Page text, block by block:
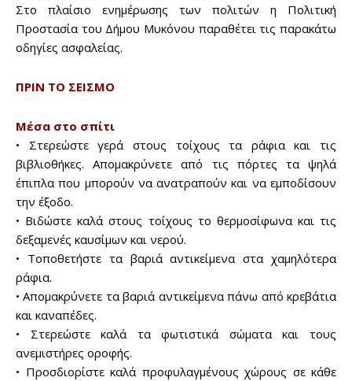
Στο πλαίσιο ενημέρωσης των πολιτών η Πολιτική
Προστασία του Δήμου Μυκόνου παραθέτει τις παρακάτω
οδηγίες ασφαλείας.
ΠΡΙΝ ΤΟ ΣΕΙΣΜΟ
Μέσα στο σπίτι
• Στερεώστε γερά στους τοίχους τα ράφια και τις
βιβλιοθήκες. Απομακρύνετε από τις πόρτες τα ψηλά
έπιπλα που μπορούν να ανατραπούν και να εμποδίσουν
την έξοδο.
• Βιδώστε καλά στους τοίχους το θερμοσίφωνα και τις
δεξαμενές καυσίμων και νερού.
• Τοποθετήστε τα βαριά αντικείμενα στα χαμηλότερα
ράφια.
• Απομακρύνετε τα βαριά αντικείμενα πάνω από κρεβάτια
και καναπέδες.
• Στερεώστε καλά τα φωτιστικά σώματα και τους
ανεμιστήρες οροφής.
• Προσδιορίστε καλά προφυλαγμένους χώρους σε κάθε